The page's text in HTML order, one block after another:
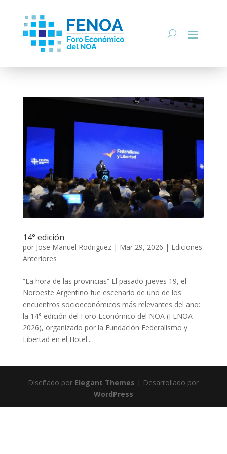
14° edición
por Jose Manuel Rodriguez| Mar 29, 2026 | Ediciones
Anteriores
“La hora de las provincias” El pasado jueves 19, el
Noroeste Argentino fue escenario de uno de los
encuentros socioeconómicos más relevantes del año:
la 14° edición del Foro Económico del NOA (FENOA
2026), organizado por la Fundación Federalismo y
Libertad en el Hotel...
Diseñado por Elegant Themes | Desarrollado por
WordPress